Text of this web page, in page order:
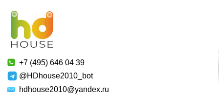
+7 (495) 646 04 39
@HDhouse2010_bot
hdhouse2010@yandex.ru